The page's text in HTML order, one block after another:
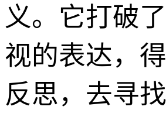
义。它打破
视的表达，
反思，去寻